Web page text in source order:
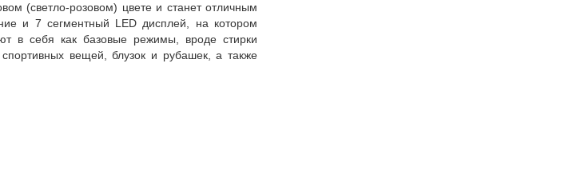
(светло-розовом) цвете и станет отличным
и 7 сегментный LED дисплей, на котором
в себя как базовые режимы, вроде стирки
вещей, блузок и рубашек, а также